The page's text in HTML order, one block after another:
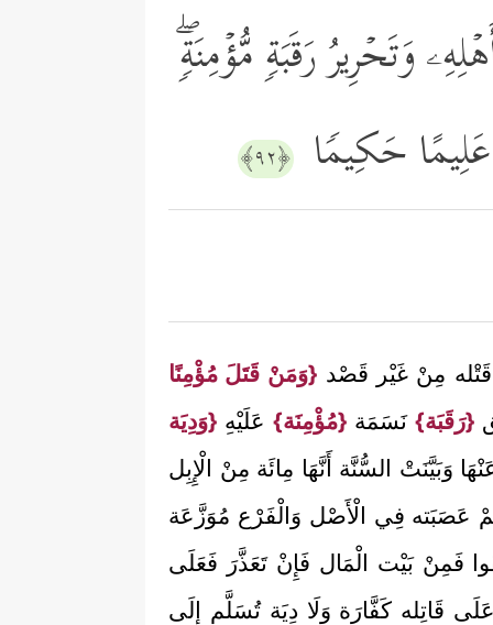
وَتَحۡرِیرُ رَقَبَةࣲ مُّؤۡمِنَةࣲۖ
حَكِیمࣰا ﴿٩٢﴾
مِنْ غَيْر قَصْد {وَمَنْ قَتَلَ مُؤْمِنًا
{رَقَبَة} نَسَمَة {مُؤْمِنَة} عَلَيْهِ {وَدِيَة
وَبَيَّنَتْ السُّنَّة أَنَّهَا مِائَة مِنْ الْإِبِل
عَصَبَته فِي الْأَصْل وَالْفَرْع مُوَزَّعَة
فَمِنْ بَيْت الْمَال فَإِنْ تَعَذَّرَ فَعَلَى
عَلَى قَاتِله كَفَّارَة وَلَا دِيَة تُسَلَّم إلَى